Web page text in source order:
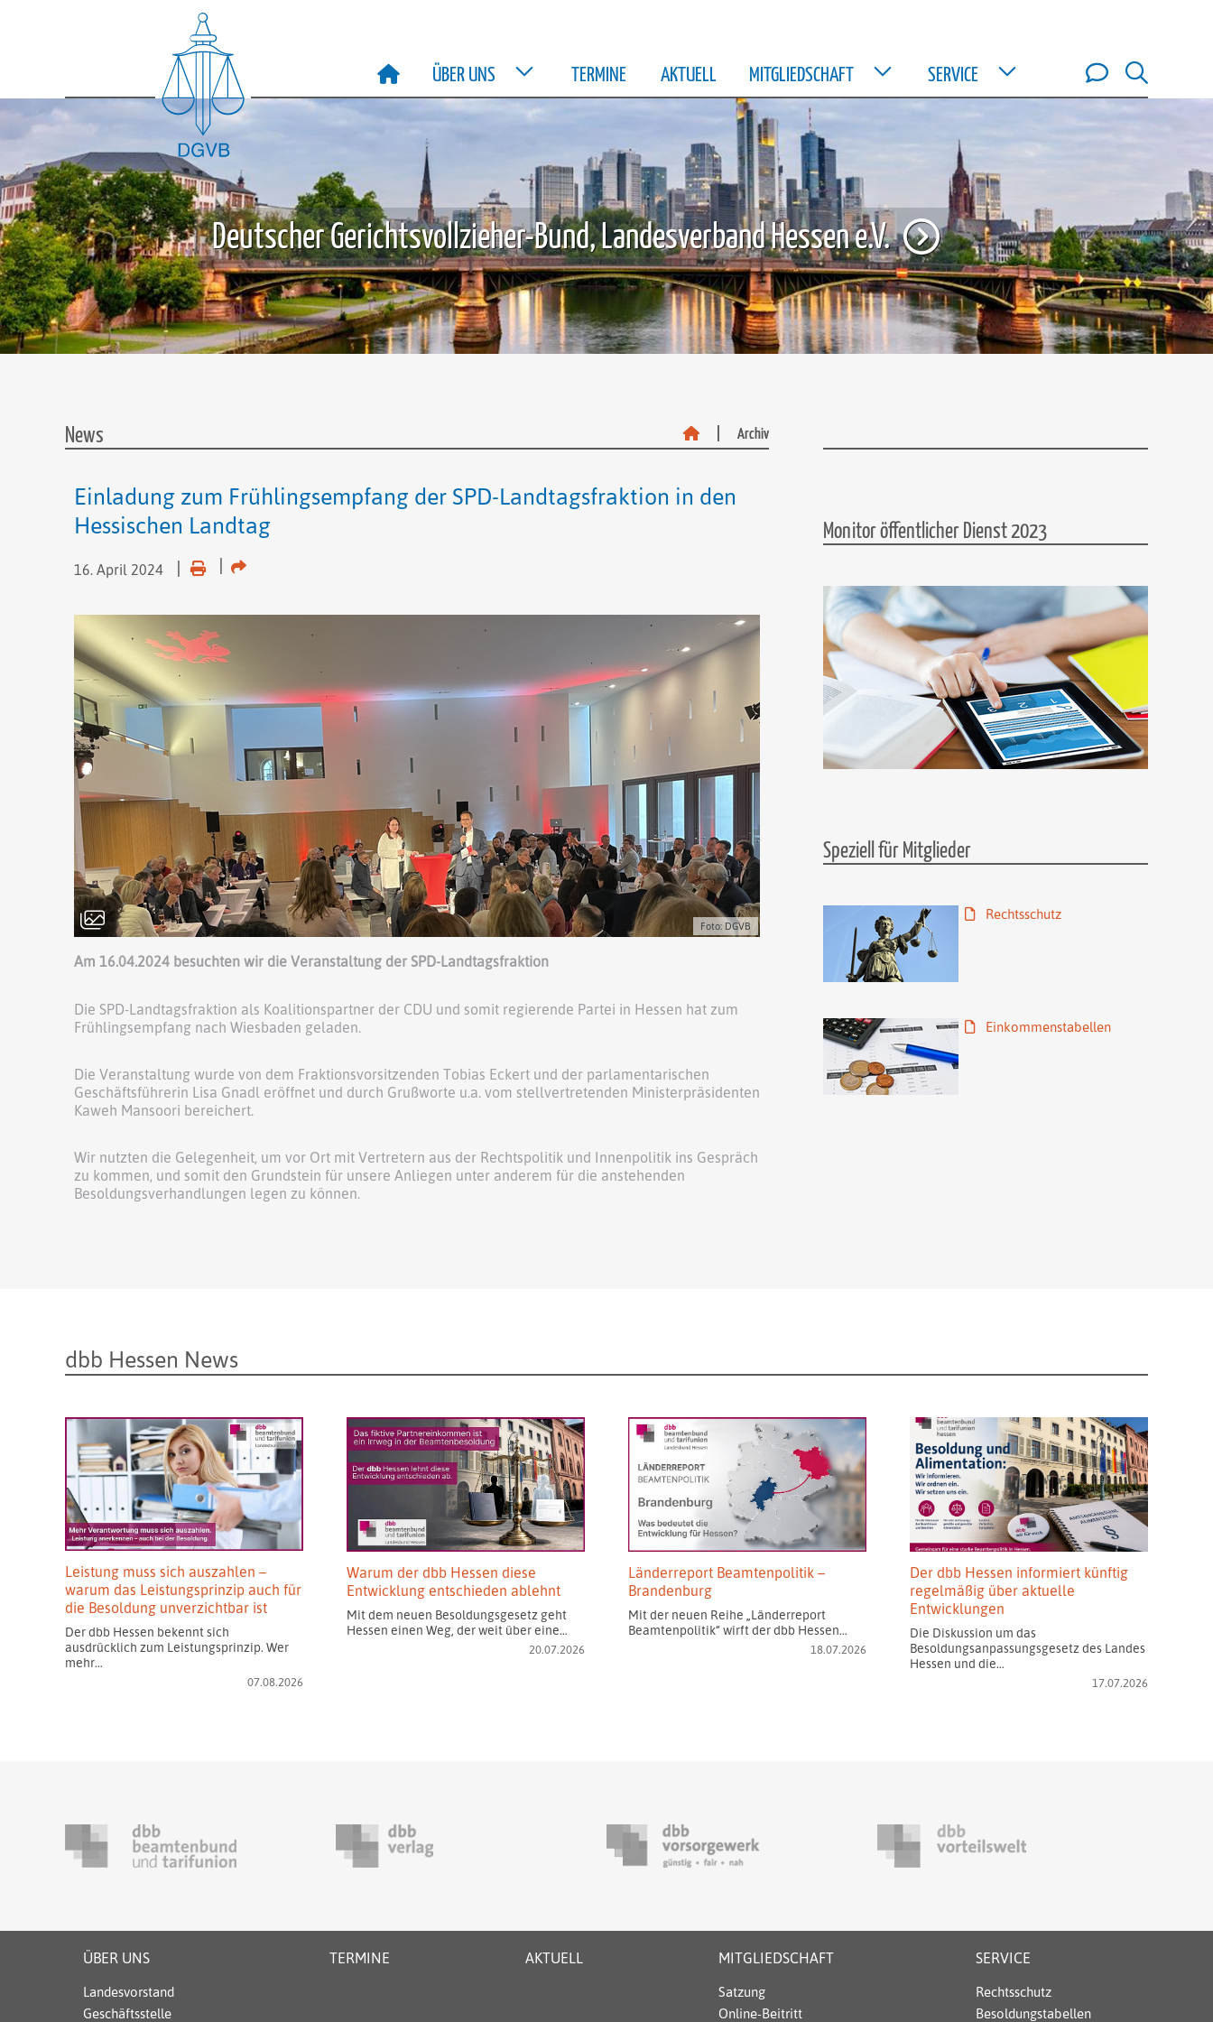
ÜBER UNS TERMINE AKTUELL MITGLIEDSCHAFT SERVICE
Deutscher Gerichtsvollzieher-Bund, Landesverband Hessen e.V.
Archiv
News Archiv
Einladung zum Frühlingsempfang der SPD-Landtagsfraktion in den
Hessischen Landtag
16. April 2024
Foto: DGVB
Am 16.04.2024 besuchten wir die Veranstaltung der SPD-Landtagsfraktion
Die SPD-Landtagsfraktion als Koalitionspartner der CDU und somit regierende Partei in Hessen hat zum
Frühlingsempfang nach Wiesbaden geladen.
Die Veranstaltung wurde von dem Fraktionsvorsitzenden Tobias Eckert und der parlamentarischen
Geschäftsführerin Lisa Gnadl eröffnet und durch Grußworte u.a. vom stellvertretenden Ministerpräsidenten
Kaweh Mansoori bereichert.
Wir nutzten die Gelegenheit, um vor Ort mit Vertretern aus der Rechtspolitik und Innenpolitik ins Gespräch
zu kommen, und somit den Grundstein für unsere Anliegen unter anderem für die anstehenden
Besoldungsverhandlungen legen zu können.
Monitor öffentlicher Dienst 2023
Speziell für Mitglieder
Rechtsschutz
Einkommenstabellen
dbb Hessen News
Leistung muss sich auszahlen –
warum das Leistungsprinzip auch für
die Besoldung unverzichtbar ist
Der dbb Hessen bekennt sich
ausdrücklich zum Leistungsprinzip. Wer
mehr…
07.08.2026
Warum der dbb Hessen diese
Entwicklung entschieden ablehnt
Mit dem neuen Besoldungsgesetz geht
Hessen einen Weg, der weit über eine…
20.07.2026
Länderreport Beamtenpolitik –
Brandenburg
Mit der neuen Reihe „Länderreport
Beamtenpolitik“ wirft der dbb Hessen…
18.07.2026
Der dbb Hessen informiert künftig
regelmäßig über aktuelle
Entwicklungen
Die Diskussion um das
Besoldungsanpassungsgesetz des Landes
Hessen und die…
17.07.2026
ÜBER UNS
Landesvorstand
Geschäftsstelle
TERMINE AKTUELL MITGLIEDSCHAFT
Satzung
Online-Beitritt
SERVICE
Rechtsschutz
Besoldungstabellen